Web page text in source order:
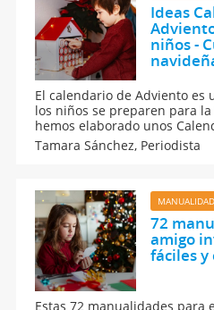
Ideas
niños -
El calendario de Adviento es
los niños se preparen para
hemos elaborado unos
especiales para los niños:
manualidades, valores,
Tamara Sánchez, Periodista
72
amigo
fáciles y
Estas 72 manualidades para